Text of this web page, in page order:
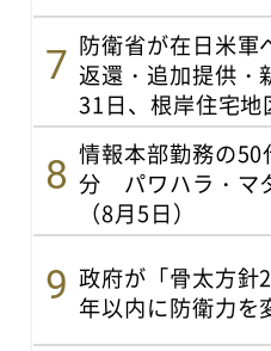
防衛省が在日米軍
返還・追加提供・
31日、根岸住宅地
情報本部勤務の
分 パワハラ・マ
（8月5日）
政府が「骨太方
年以内に防衛力を